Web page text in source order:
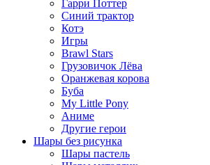
Гарри Поттер
Синий трактор
Котэ
Игры
Brawl Stars
Грузовичок Лёва
Оранжевая корова
Буба
My Little Pony
Аниме
Другие герои
Шары без рисунка
Шары пастель